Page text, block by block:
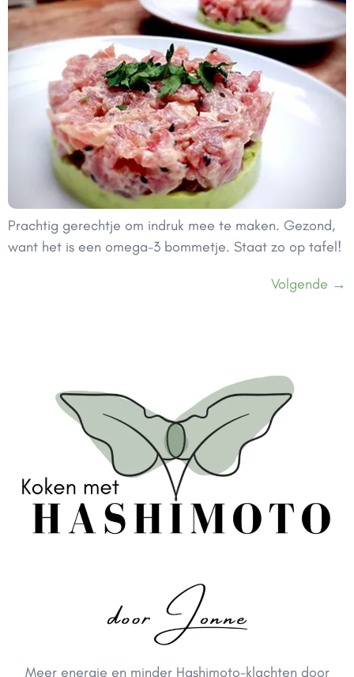
Prachtig gerechtje om indruk mee te maken. Gezond,
want het is een omega-3 bommetje. Staat zo op tafel!
Volgende →
Meer energie en minder Hashimoto-klachten door